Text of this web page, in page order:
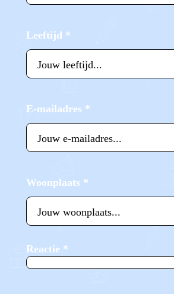
Leeftijd *
E-mailadres *
Woonplaats *
Reactie *